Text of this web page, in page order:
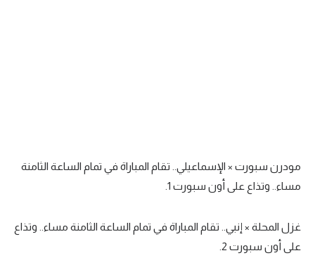
مودرن سبورت × الإسماعيلي.. تقام المباراة في تمام الساعة الثامنة
مساء.. وتذاع على أون سبورت 1.
غزل المحلة × إنبي.. تقام المباراة في تمام الساعة الثامنة مساء.. وتذاع
على أون سبورت 2.